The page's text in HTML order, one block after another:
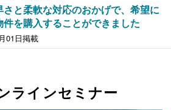
さと柔軟な対応のおかげで、希望に
件を購入することができました
01日掲載
ラインセミナー